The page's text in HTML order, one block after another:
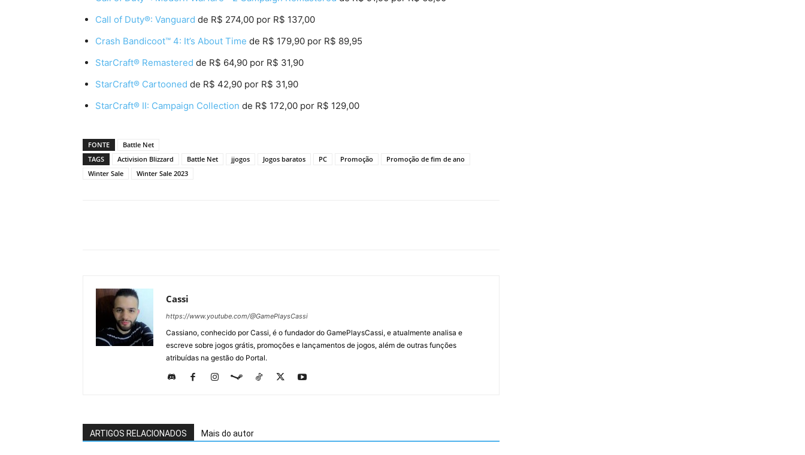
Call of Duty®: Vanguard de R$ 274,00 por R$ 137,00
Crash Bandicoot™ 4: It’s About Time de R$ 179,90 por R$ 89,95
StarCraft® Remastered de R$ 64,90 por R$ 31,90
StarCraft® Cartooned de R$ 42,90 por R$ 31,90
StarCraft® II: Campaign Collection de R$ 172,00 por R$ 129,00
FONTE
Battle Net
TAGS
Activision Blizzard Battle Net jjogos Jogos baratos PC Promoção
Promoção de fim de ano
Winter Sale
Winter Sale 2023
Cassi
https://www.youtube.com/@GamePlaysCassi
Cassiano, conhecido por Cassi, é o fundador do GamePlaysCassi, e atualmente analisa e
escreve sobre jogos grátis, promoções e lançamentos de jogos, além de outras funções
atribuídas na gestão do Portal.
ARTIGOS RELACIONADOS Mais do autor